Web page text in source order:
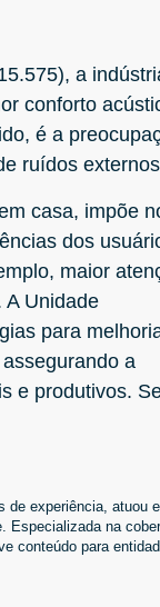
a
conforto
é a
ruídos
casa, impõe
dos
maior
A Unidade
para
a
e produtivos.
de experiência, atuou
Especializada na
conteúdo para